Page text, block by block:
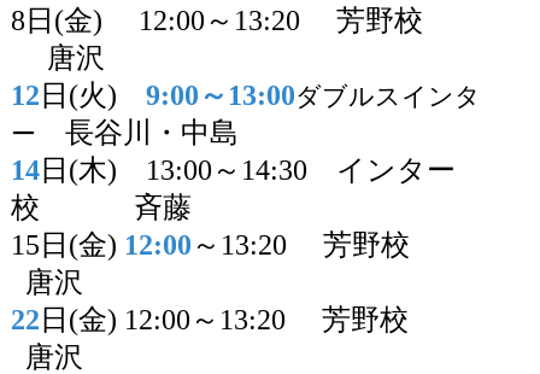
8 日 (金) 12:00 ～ 13:20
芳野校
唐沢
12 日 (火) 9:00 ～ 13:00ダブルスインタ
ー 長谷川
・中島
14日 (木) 13:00 ～ 14:30 インター
校 斉藤
15 日 (金) 12:00 ～ 13:20
芳野校
唐沢
22 日 (金) 12:00 ～ 13:20
芳野校
唐沢